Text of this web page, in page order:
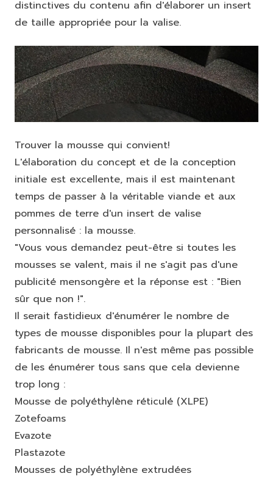
distinctives du contenu afin d'élaborer un insert
de taille appropriée pour la valise.
Trouver la mousse qui convient!
L'élaboration du concept et de la conception
initiale est excellente, mais il est maintenant
temps de passer à la véritable viande et aux
pommes de terre d'un insert de valise
personnalisé : la mousse.
"Vous vous demandez peut-être si toutes les
mousses se valent, mais il ne s'agit pas d'une
publicité mensongère et la réponse est : "Bien
sûr que non !".
Il serait fastidieux d'énumérer le nombre de
types de mousse disponibles pour la plupart des
fabricants de mousse. Il n'est même pas possible
de les énumérer tous sans que cela devienne
trop long :
Mousse de polyéthylène réticulé (XLPE)
Zotefoams
Evazote
Plastazote
Mousses de polyéthylène extrudées